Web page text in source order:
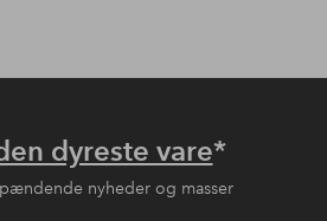
dyreste vare*
nyheder og masser